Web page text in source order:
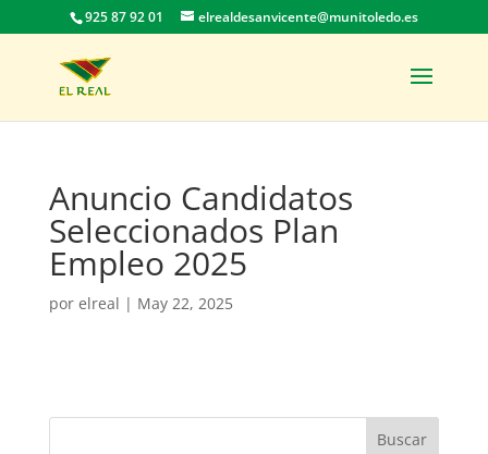
925 87 92 01 elrealdesanvicente@munitoledo.es
Anuncio Candidatos
Seleccionados Plan
Empleo 2025
por elreal | May 22, 2025